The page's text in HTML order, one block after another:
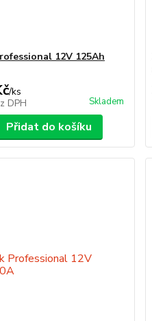
12V 125Ah
/ks
DPH Skladem
Přidat do košíku